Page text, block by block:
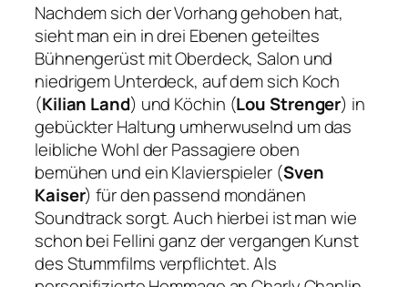
Nachdem sich der Vorhang gehoben hat,
sieht man ein in drei Ebenen geteiltes
Bühnengerüst mit Oberdeck, Salon und
niedrigem Unterdeck, auf dem sich Koch
(Kilian Land) und Köchin (Lou Strenger) in
gebückter Haltung umherwuselnd um das
leibliche Wohl der Passagiere oben
bemühen und ein Klavierspieler (Sven
Kaiser) für den passend mondänen
Soundtrack sorgt. Auch hierbei ist man wie
schon bei Fellini ganz der vergangen Kunst
des Stummfilms verpflichtet. Als